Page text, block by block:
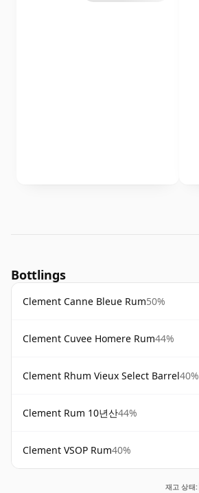
Bottlings
Clement Canne Bleue Rum50%
Clement Cuvee Homere Rum44%
Clement Rhum Vieux Select Barrel40%
Clement Rum 10년산44%
Clement VSOP Rum40%
재고 상태: